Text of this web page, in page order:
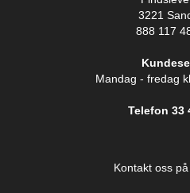
3221
888 117
Mandag - fredag
Telefon 33
Kontakt oss